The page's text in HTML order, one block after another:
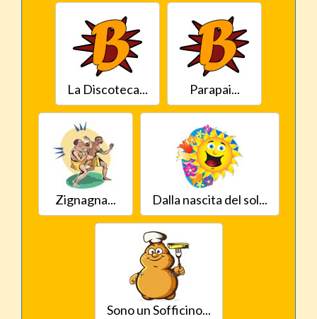
La Discoteca... Parapai...
Zignagna... Dalla nascita del sol...
Sono un Sofficino...